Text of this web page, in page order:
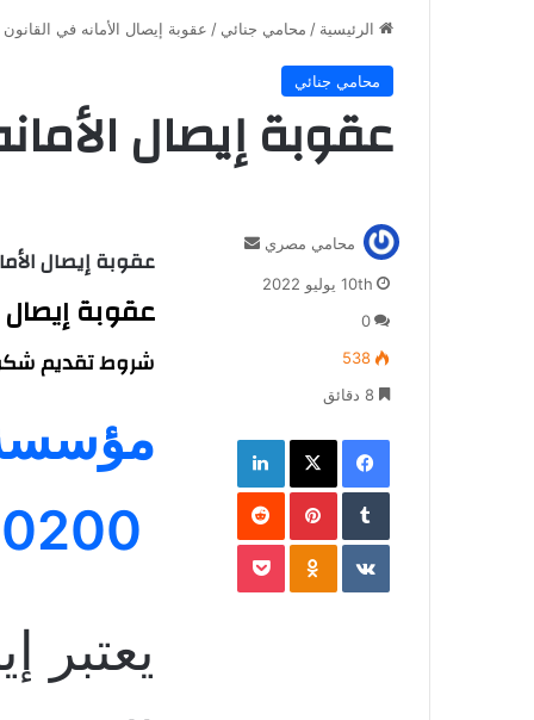
الرئيسية / محامي جنائي / عقوبة إيصال الأمانه في
محامي جنائي
عقوبة إيصال
عقوبة إيصال
عقوبة
شروط تقديم شكوى إيصال
يعتبر
محامي مصري
ا
ل
ت
و
10th يوليو 2022
0
538
فيسبوك ‫X
‏Tumblr بينتيريست
‏VKontakte